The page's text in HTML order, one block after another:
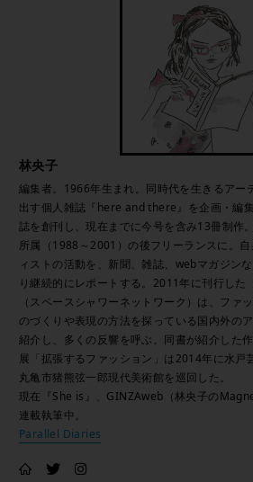
林央子
編集者。1966年生まれ。同時代を生きるアー
出す個人雑誌『here and there』を企画・編
誌を創刊し、現在までに今号を含み13冊制作
所属（1988～2001）の後フリーランスに。
ィストの活動を、新聞、雑誌、webマガジン
り継続的にレポートする。2011年に刊行した
（スペースシャワーネットワーク）は、ファ
のづくりや表現の方法を探っている国内外の
紹介し、多くの反響を呼ぶ。同書が紹介した
展「拡張するファッション」は2014年に水戸
丸亀市猪熊弦一郎現代美術館を巡回した。
現在『She is』、GINZAweb（林央子の
連載執筆中。
Parallel Diaries